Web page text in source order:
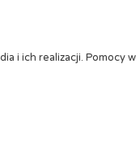
i ich realizacji. Pomocy w